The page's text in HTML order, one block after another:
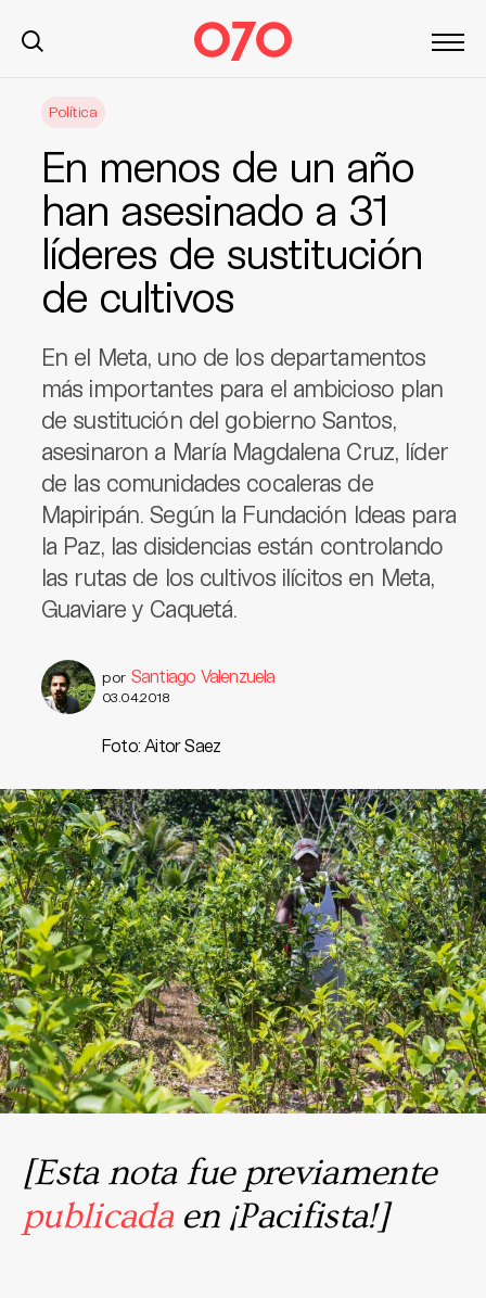
Política
En menos de un año
han asesinado a 31
líderes de sustitución
de cultivos
En el Meta, uno de los departamentos
más importantes para el ambicioso plan
de sustitución del gobierno Santos,
asesinaron a María Magdalena Cruz, líder
de las comunidades cocaleras de
Mapiripán. Según la Fundación Ideas para
la Paz, las disidencias están controlando
las rutas de los cultivos ilícitos en Meta,
Guaviare y Caquetá.
por Santiago Valenzuela
03.04.2018
Foto: Aitor Saez
[Esta nota fue previamente
publicadaen ¡Pacifista!]